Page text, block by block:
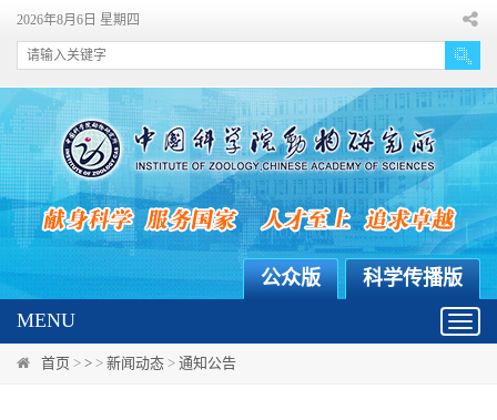
2026年8月6日 星期四
科学传播版
公众版
MENU
首页 > > > 新闻动态 > 通知公告